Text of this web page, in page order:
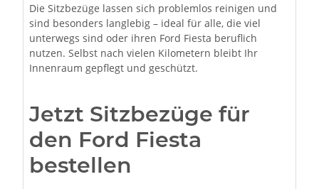
Die Sitzbezüge lassen sich problemlos reinigen und
sind besonders langlebig – ideal für alle, die viel
unterwegs sind oder ihren Ford Fiesta beruflich
nutzen. Selbst nach vielen Kilometern bleibt Ihr
Innenraum gepflegt und geschützt.
Jetzt Sitzbezüge für
den Ford Fiesta
bestellen